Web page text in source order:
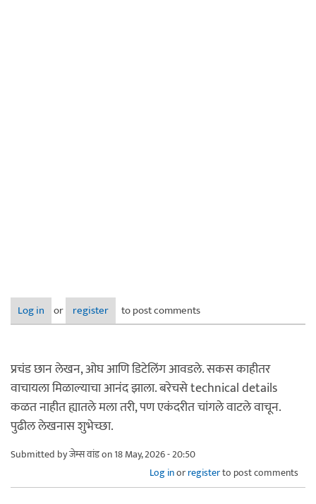
Log in or register to post comments
प्रचंड छान लेखन, ओघ आणि डिटेलिंग आवडले. सकस काहीतर
वाचायला मिळाल्याचा आनंद झाला. बरेचसे technical details
कळत नाहीत ह्यातले मला तरी, पण एकंदरीत चांगले वाटले वाचून.
पुढील लेखनास शुभेच्छा.
Submitted byजेम्स वांडon 18 May, 2026 - 20:50
Log inorregisterto post comments